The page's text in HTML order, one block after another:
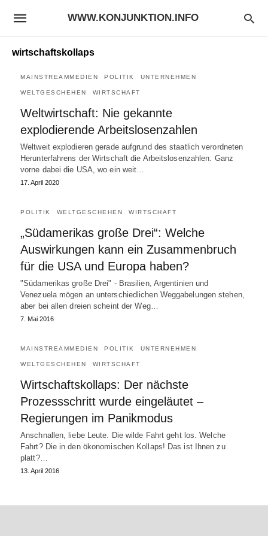
WWW.KONJUNKTION.INFO
wirtschaftskollaps
MAINSTREAMMEDIEN POLITIK UNTERNEHMEN
WELTGESCHEHEN WIRTSCHAFT
Weltwirtschaft: Nie gekannte
explodierende Arbeitslosenzahlen
Weltweit explodieren gerade aufgrund des staatlich verordneten
Herunterfahrens der Wirtschaft die Arbeitslosenzahlen. Ganz
vorne dabei die USA, wo ein weit…
17. April 2020
POLITIK WELTGESCHEHEN WIRTSCHAFT
„Südamerikas große Drei“: Welche
Auswirkungen kann ein Zusammenbruch
für die USA und Europa haben?
"Südamerikas große Drei" - Brasilien, Argentinien und
Venezuela mögen an unterschiedlichen Weggabelungen stehen,
aber bei allen dreien scheint der Weg…
7. Mai 2016
MAINSTREAMMEDIEN POLITIK UNTERNEHMEN
WELTGESCHEHEN WIRTSCHAFT
Wirtschaftskollaps: Der nächste
Prozessschritt wurde eingeläutet –
Regierungen im Panikmodus
Anschnallen, liebe Leute. Die wilde Fahrt geht los. Welche
Fahrt? Die in den ökonomischen Kollaps! Das ist Ihnen zu
platt?…
13. April 2016